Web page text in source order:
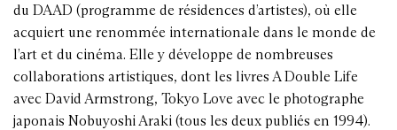
du DAAD (programme de résidences d’artistes), où elle
acquiert une renommée internationale dans le monde de
l’art et du cinéma. Elle y développe de nombreuses
collaborations artistiques, dont les livres A Double Life
avec David Armstrong, Tokyo Love avec le photographe
japonais Nobuyoshi Araki (tous les deux publiés en 1994).